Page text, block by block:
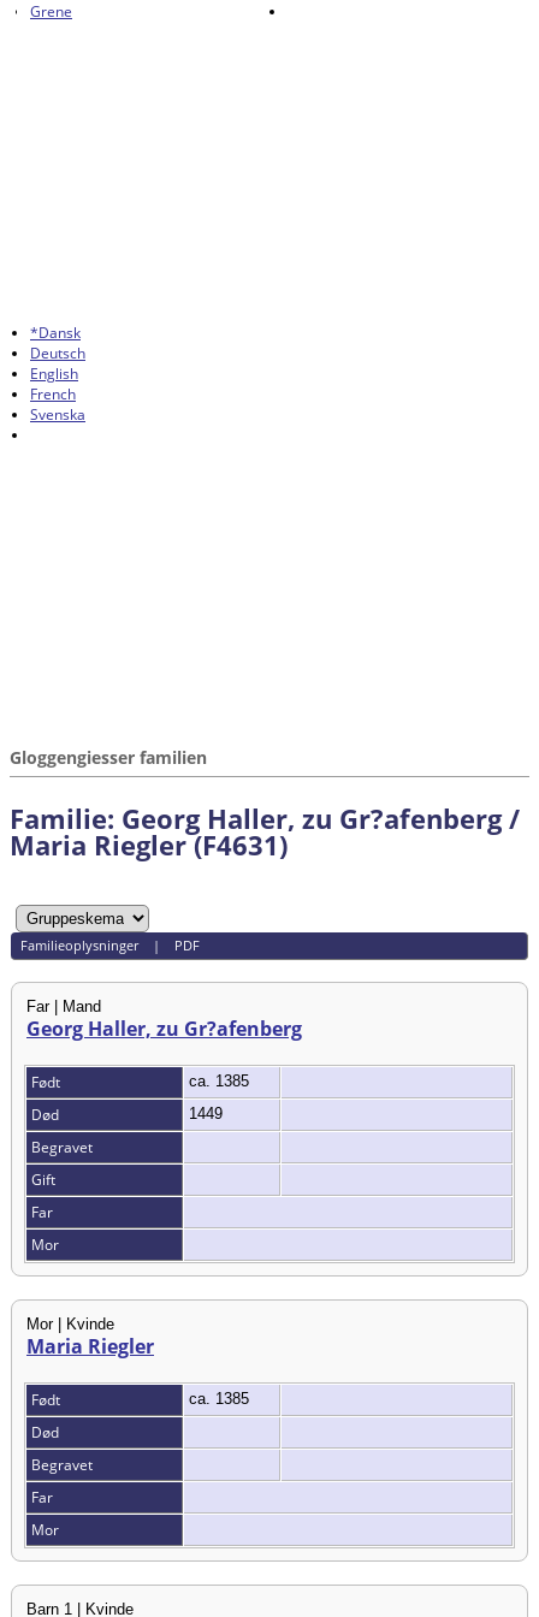
Grene
*Dansk
Deutsch
English
French
Svenska
Gloggengiesser familien
Familie: Georg Haller, zu Gr?afenberg /
Maria Riegler (F4631)
Familieoplysninger| PDF
Far | Mand
Georg Haller, zu Gr?afenberg
Født ca. 1385
Død 1449
Begravet
Gift
Far
Mor
Mor | Kvinde
Maria Riegler
Født ca. 1385
Død
Begravet
Far
Mor
Barn 1 | Kvinde